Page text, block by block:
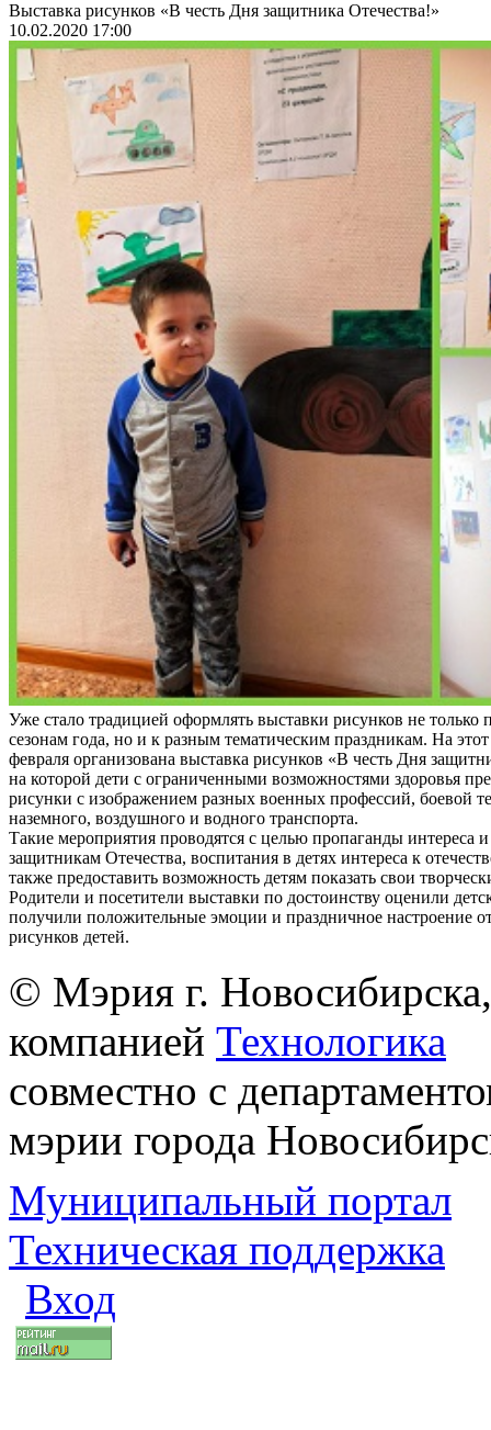
Выставка рисунков «В честь Дня защитника Отечества!»
10.02.2020 17:00
Уже стало традицией оформлять выставки рисунков не
сезонам года, но и к разным тематическим праздникам. На этот
февраля организована выставка рисунков «В честь Дня
на которой дети с ограниченными возможностями здоровья
рисунки с изображением разных военных профессий, боевой
наземного, воздушного и водного транспорта.
Такие мероприятия проводятся с целью пропаганды интереса
защитникам Отечества, воспитания в детях интереса к
также предоставить возможность детям показать свои
Родители и посетители выставки по достоинству оценили
получили положительные эмоции и праздничное настроение
рисунков детей.
© Мэрия г.
компанией Технологика
совместно с
мэрии города
Муниципальный портал
Техническая поддержка
Вход